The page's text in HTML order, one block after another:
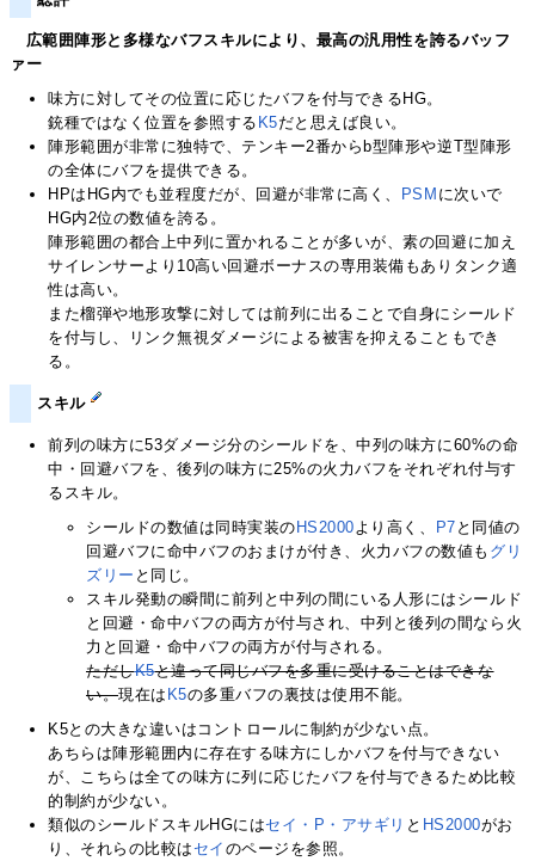
広範囲陣形と多様なバフスキルにより、最高の汎用性を誇るバッフ
ァー
味方に対してその位置に応じたバフを付与できるHG。
銃種ではなく位置を参照する K5だと思えば良い。
陣形範囲が非常に独特で、テンキー2番からb型陣形や逆T型陣形
の全体にバフを提供できる。
HPはHG内でも並程度だが、回避が非常に高く、
PSM に次いで
HG内2位の数値を誇る。
陣形範囲の都合上中列に置かれることが多いが、素の回避に加え
サイレンサーより10高い回避ボーナスの専用装備もありタンク適
性は高い。
また榴弾や地形攻撃に対しては前列に出ることで自身にシールド
を付与し、リンク無視ダメージによる被害を抑えることもでき
る。
スキル
前列の味方に53ダメージ分のシールドを、中列の味方に60%の命
中・回避バフを、後列の味方に25%の火力バフをそれぞれ付与す
るスキル。
シールドの数値は同時実装の HS2000 より高く、 P7 と同値の
回避バフに命中バフのおまけが付き、火力バフの数値も グリ
ズリー と同じ。
スキル発動の瞬間に前列と中列の間にいる人形にはシールド
と回避・命中バフの両方が付与され、中列と後列の間なら火
力と回避・命中バフの両方が付与される。
ただしK5と違って同じバフを多重に受けることはできな
い。現在は K5の多重バフの裏技は使用不能。
K5との大きな違いはコントロールに制約が少ない点。
あちらは陣形範囲内に存在する味方にしかバフを付与できない
が、こちらは全ての味方に列に応じたバフを付与できるため比較
的制約が少ない。
類似のシールドスキルHGにはセイ・P・アサギリ と HS2000がお
り、それらの比較は セイ のページを参照。